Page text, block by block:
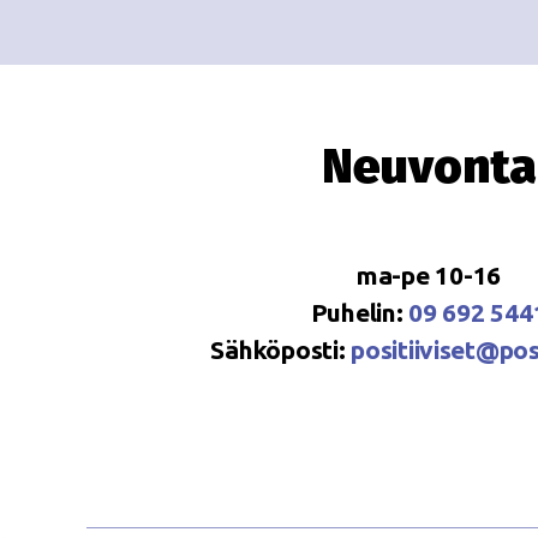
Neuvonta
ma-pe 10-16
Puhelin: 09 692
Sähköposti: